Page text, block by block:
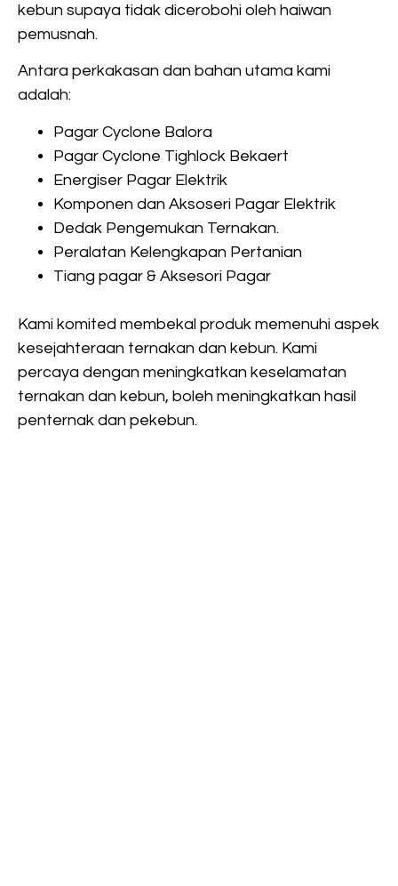
kebun supaya tidak dicerobohi oleh haiwan
pemusnah.
Antara perkakasan dan bahan utama kami
adalah:
Pagar Cyclone Balora
Pagar Cyclone Tighlock Bekaert
Energiser Pagar Elektrik
Komponen dan Aksoseri Pagar Elektrik
Dedak Pengemukan Ternakan.
Peralatan Kelengkapan Pertanian
Tiang pagar & Aksesori Pagar
Kami komited membekal produk memenuhi aspek
kesejahteraan ternakan dan kebun. Kami
percaya dengan meningkatkan keselamatan
ternakan dan kebun, boleh meningkatkan hasil
penternak dan pekebun.